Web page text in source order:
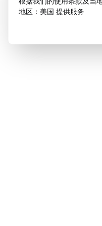
地区：美国 提供服务